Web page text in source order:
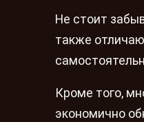
Не стоит
также
Кроме того,
экономично